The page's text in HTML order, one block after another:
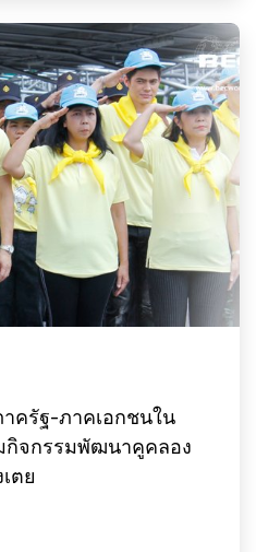
ครัฐ-ภาคเอกชนใน
กิจกรรมพัฒนาคูคลอง
ตย